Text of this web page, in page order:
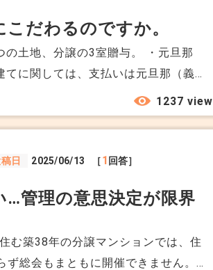
だわるのですか。
土地、分譲の3室贈与。 ・元旦那
りたい」と言ってきたらしく 義母は
っています。 私は都内在住
します。 土地は持ってい
うなこだわりを持った人が多いので
の方です）では、このような方が多
た方がいいという理由はあるんです
1237 view
日 2025/06/13 ［1 回答］
…管理の意思決定が限界
む築38年の分譲マンションでは、住
総会もまともに開催できません。